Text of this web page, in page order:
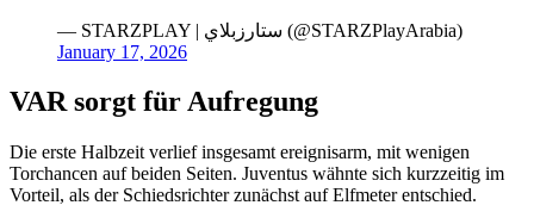
— STARZPLAY | ستارزبلاي (@STARZPlayArabia)
January 17, 2026
VAR sorgt für Aufregung
Die erste Halbzeit verlief insgesamt ereignisarm, mit wenigen
Torchancen auf beiden Seiten. Juventus wähnte sich kurzzeitig im
Vorteil, als der Schiedsrichter zunächst auf Elfmeter entschied.